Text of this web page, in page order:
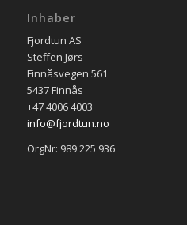
Inhaber
Fjordtun AS
Steffen Jørs
Finnåsvegen 561
5437 Finnås
+47 4006 4003
info@fjordtun.no
OrgNr: 989 225 936